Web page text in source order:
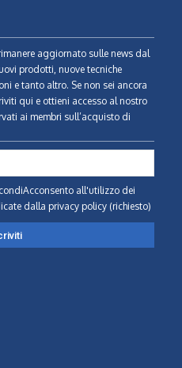
aggiornato sulle news dal
prodotti, nuove tecniche
e tanto altro. Se non sei ancora
qui e ottieni accesso al nostro
ai membri sull’acquisto di
all'utilizzo dei
dalla privacy policy (richiesto)